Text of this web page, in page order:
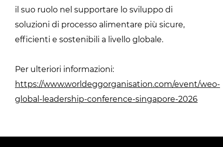
il suo ruolo nel supportare lo sviluppo di
soluzioni di processo alimentare più sicure,
efficienti e sostenibili a livello globale.
Per ulteriori informazioni:
https://www.worldeggorganisation.com/event/weo-
global-leadership-conference-singapore-2026